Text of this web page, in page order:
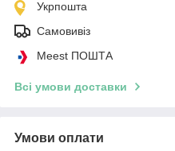
Укрпошта
Самовивіз
Meest ПОШТА
Всі умови доставки
Умови оплати